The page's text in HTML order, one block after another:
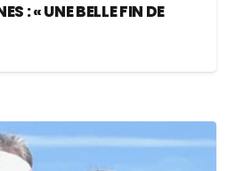
: « UNE BELLE FIN DE